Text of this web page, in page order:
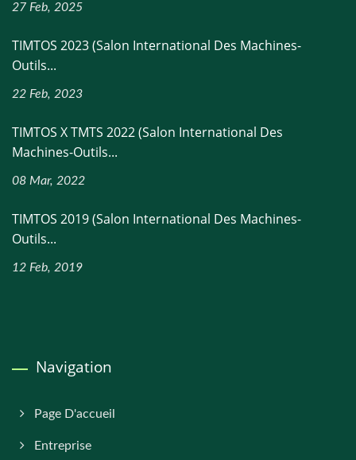
27 Feb, 2025
TIMTOS 2023 (Salon International Des Machines-
Outils...
22 Feb, 2023
TIMTOS X TMTS 2022 (Salon International Des
Machines-Outils...
08 Mar, 2022
TIMTOS 2019 (Salon International Des Machines-
Outils...
12 Feb, 2019
Navigation
Page D'accueil
Entreprise